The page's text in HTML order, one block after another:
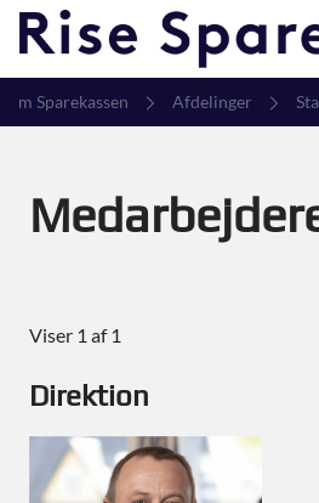
Om Sparekassen Afdelinger
Viser 1 af 1
Direktion